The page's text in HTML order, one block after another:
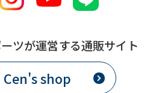
ツが運営する通販サイト
Cen's shop